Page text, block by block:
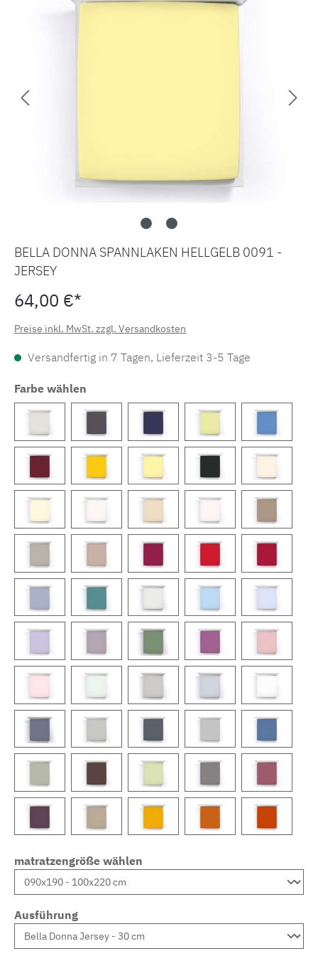
BELLA DONNA SPANNLAKEN HELLGELB 0091 -
JERSEY
64,00 €*
Preise inkl. MwSt. zzgl. Versandkosten
Versandfertig in 7 Tagen, Lieferzeit 3-5 Tage
Farbe wählen
matratzengröße wählen
Ausführung